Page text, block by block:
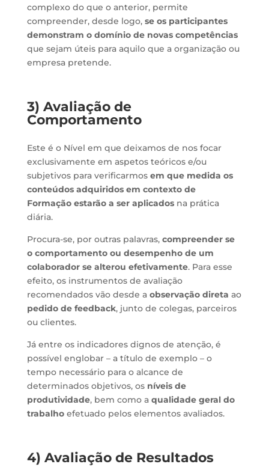
complexo do que o anterior, permite
compreender, desde logo, se os participantes
demonstram o domínio de novas competências
que sejam úteis para aquilo que a organização ou
empresa pretende.
3) Avaliação de
Comportamento
Este é o Nível em que deixamos de nos focar
exclusivamente em aspetos teóricos e/ou
subjetivos para verificarmos em que medida os
conteúdos adquiridos em contexto de
Formação estarão a ser aplicadosna prática
diária.
Procura-se, por outras palavras, compreender se
o comportamento ou desempenho de um
colaborador se alterou efetivamente. Para esse
efeito, os instrumentos de avaliação
recomendados vão desde a observação direta ao
pedido de feedback, junto de colegas, parceiros
ou clientes.
Já entre os indicadores dignos de atenção, é
possível englobar – a título de exemplo – o
tempo necessário para o alcance de
determinados objetivos, os níveis de
produtividade, bem como a qualidade geral do
trabalhoefetuado pelos elementos avaliados.
4) Avaliação de Resultados